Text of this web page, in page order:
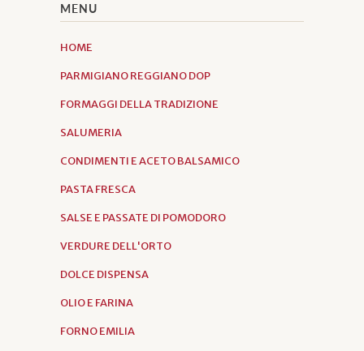
MENU
HOME
PARMIGIANO REGGIANO DOP
FORMAGGI DELLA TRADIZIONE
SALUMERIA
CONDIMENTI E ACETO BALSAMICO
PASTA FRESCA
SALSE E PASSATE DI POMODORO
VERDURE DELL'ORTO
DOLCE DISPENSA
OLIO E FARINA
FORNO EMILIA